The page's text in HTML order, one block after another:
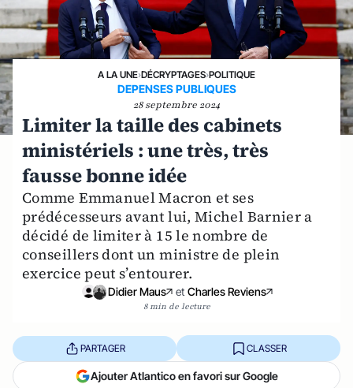
A LA UNE›DÉCRYPTAGES›POLITIQUE
DEPENSES PUBLIQUES
28 septembre 2024
Limiter la taille des cabinets
ministériels : une très, très
fausse bonne idée
Comme Emmanuel Macron et ses
prédécesseurs avant lui, Michel Barnier a
décidé de limiter à 15 le nombre de
conseillers dont un ministre de plein
exercice peut s’entourer.
Didier Maus et Charles Reviens
8 min de lecture
PARTAGER CLASSER
Ajouter Atlantico en favori sur Google